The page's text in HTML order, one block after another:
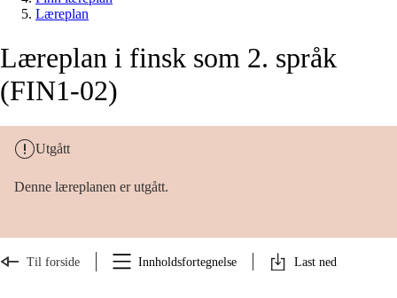
Læreplan
Læreplan i finsk som 2. språk
(FIN1-02)
Utgått
Denne læreplanen er utgått.
Til forside Innholdsfortegnelse Last ned